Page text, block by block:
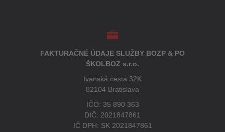
FAKTURAČNÉ ÚDAJE SLUŽBY BOZP & PO
ŠKOLBOZ s.r.o.
Ivanská cesta 32K
82104 Bratislava
IČO: 35 890 363
DIČ: 2021847861
IČ DPH: SK 2021847861